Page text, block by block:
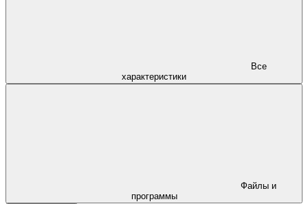
характеристики
программы